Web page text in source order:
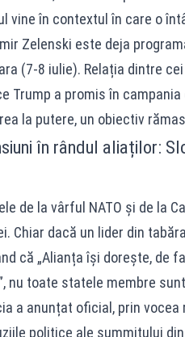
vine în contextul în care o
Zelenski este deja
(7-8 iulie). Relația dintre
Trump a promis în
la putere, un obiectiv
în rândul aliaților:
de la vârful NATO și de la
Chiar dacă un lider din
că „Alianța își dorește, de
nu toate statele membre
a anunțat oficial, prin
politice ale summitului